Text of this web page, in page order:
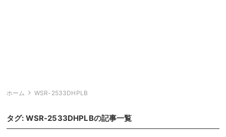
ホーム WSR-2533DHPLB
タグ: WSR-2533DHPLBの記事一覧